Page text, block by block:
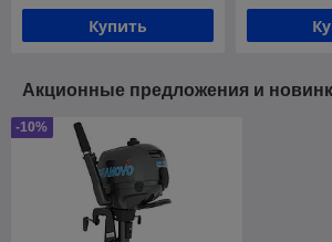
Купить
Акционные предложения и
-10%